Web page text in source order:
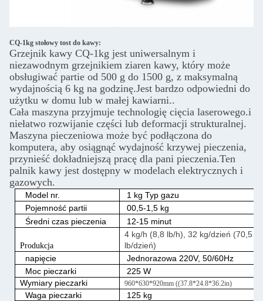
CQ-1kg stołowy tost do kawy:
Grzejnik kawy CQ-1kg jest uniwersalnym i
niezawodnym grzejnikiem ziaren kawy, który może
obsługiwać partie od 500 g do 1500 g, z maksymalną
wydajnością 6 kg na godzinę.Jest bardzo odpowiedni do
użytku w domu lub w małej kawiarni..
Cała maszyna przyjmuje technologię cięcia laserowego.i
niełatwo rozwijanie części lub deformacji strukturalnej.
Maszyna pieczeniowa może być podłączona do
komputera, aby osiągnąć wydajność krzywej pieczenia,
przynieść dokładniejszą pracę dla pani pieczenia.Ten
palnik kawy jest dostępny w modelach elektrycznych i
gazowych.
Model nr.
1 kg Typ gazu
Pojemność partii
00,5-1,5 kg
Średni czas pieczenia
12-15 minut
Produkcja
4 kg/h (8,8 lb/h), 32 kg/dzień (70,5
lb/dzień)
napięcie
Jednorazowa 220V, 50/60Hz
Moc pieczarki
225 W
Wymiary pieczarki
960*630*920mm ((37.8*24.8*36.2in)
Waga pieczarki
125 kg